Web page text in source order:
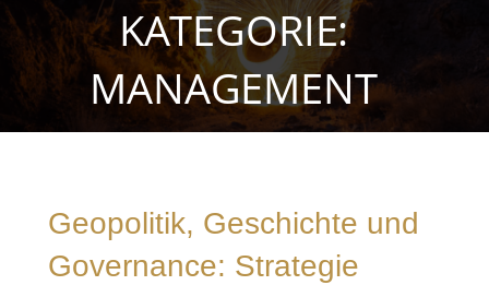
KATEGORIE:
MANAGEMENT
Geopolitik, Geschichte und
Governance: Strategie